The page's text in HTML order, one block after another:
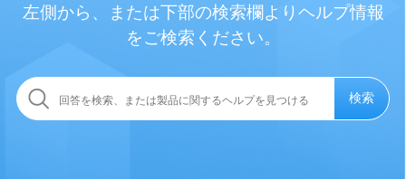
左側から、または下部の検索欄よりヘルプ情報
をご検索ください。
検索